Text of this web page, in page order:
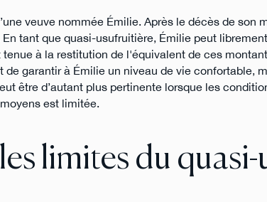
veuve nommée Émilie. Après le décès de son
tant que quasi-usufruitière, Émilie peut
à la restitution de l'équivalent de ces
garantir à Émilie un niveau de vie confortable,
être d’autant plus pertinente lorsque les
est limitée.
limites du